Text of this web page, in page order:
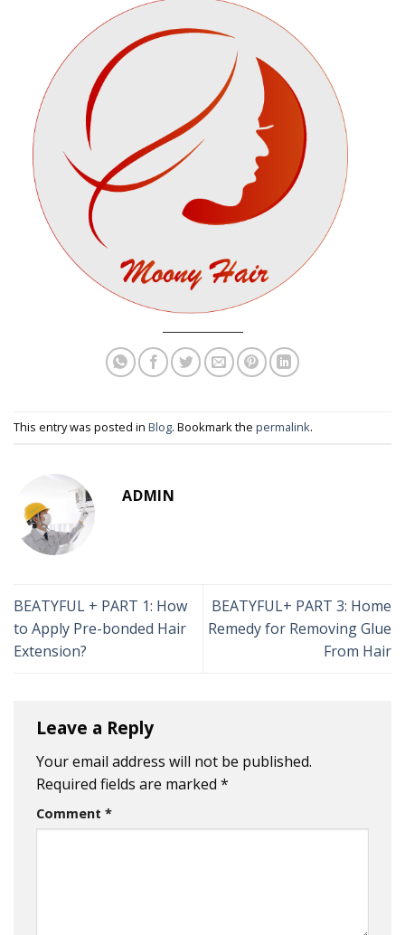
This entry was posted in Blog. Bookmark the permalink.
ADMIN
BEATYFUL + PART 1: How
to Apply Pre-bonded Hair
Extension?
BEATYFUL+ PART 3: Home
Remedy for Removing Glue
From Hair
Leave a Reply
Your email address will not be published.
Required fields are marked *
Comment *